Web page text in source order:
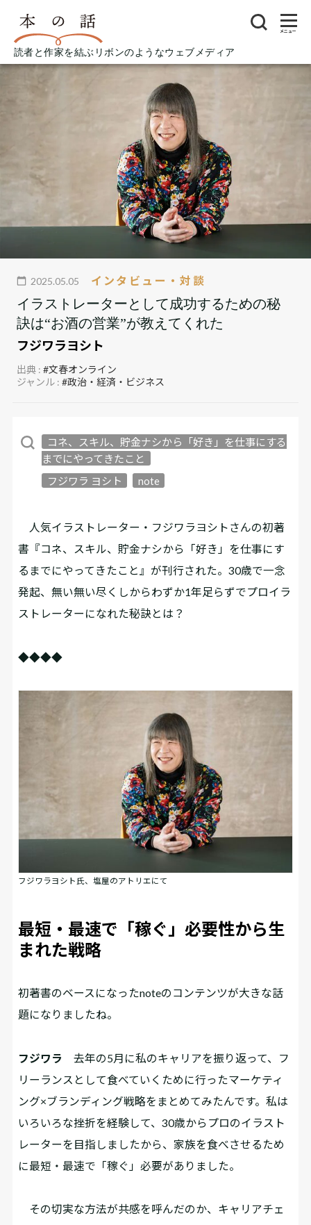
読者と作家を結ぶリボンのようなウェブメディア
メニュー
2025.05.05 インタビュー・対談
イラストレーターとして成功するための秘
訣は“お酒の営業”が教えてくれた
フジワラヨシト
出典 :#文春オンライン
ジャンル :#政治・経済・ビジネス
コネ、スキル、貯金ナシから「好き」を仕事にする
までにやってきたこと
フジワラ ヨシト
note
人気イラストレーター・フジワラヨシトさんの初著
書『コネ、スキル、貯金ナシから「好き」を仕事にす
るまでにやってきたこと』が刊行された。30歳で一念
発起、無い無い尽くしからわずか1年足らずでプロイラ
ストレーターになれた秘訣とは？
◆◆◆◆
フジワラヨシト氏、塩屋のアトリエにて
最短・最速で「稼ぐ」必要性から生
まれた戦略
――初著書のベースになったnoteのコンテンツが大きな話
題になりましたね。
フジワラ
去年の5月に私のキャリアを振り返って、フ
リーランスとして食べていくために行ったマーケティ
ング×ブランディング戦略をまとめてみたんです。私は
いろいろな挫折を経験して、30歳からプロのイラスト
レーターを目指しましたから、家族を食べさせるため
に最短・最速で「稼ぐ」必要がありました。
その切実な方法が共感を呼んだのか、キャリアチェ